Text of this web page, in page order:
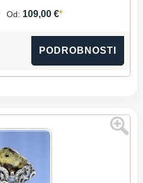
Od: 109,00 €*
PODROBNOSTI